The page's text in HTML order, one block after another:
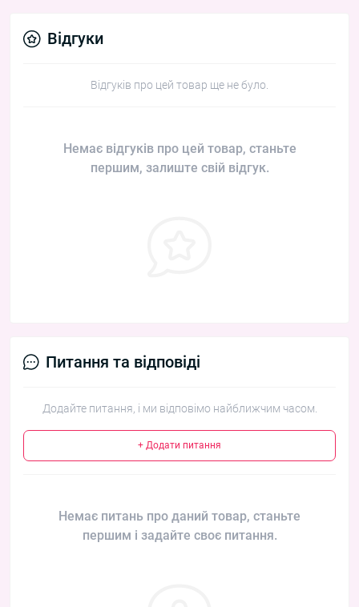
Відгуки
Відгуків про цей товар ще не було.
Немає відгуків про цей товар, станьте
першим, залиште свій відгук.
Питання та відповіді
Додайте питання, і ми відповімо найближчим часом.
+ Додати питання
Немає питань про даний товар, станьте
першим і задайте своє питання.